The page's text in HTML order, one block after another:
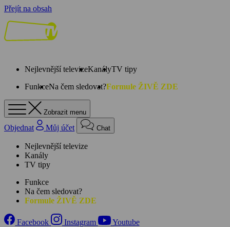
Přejít na obsah
Nejlevnější televizeKanályTV tipy
FunkceNa čem sledovat?Formule ŽIVĚ ZDE
Zobrazit menu
Objednat Můj účet Chat
Nejlevnější televize
Kanály
TV tipy
Funkce
Na čem sledovat?
Formule ŽIVĚ ZDE
Facebook Instagram
Youtube